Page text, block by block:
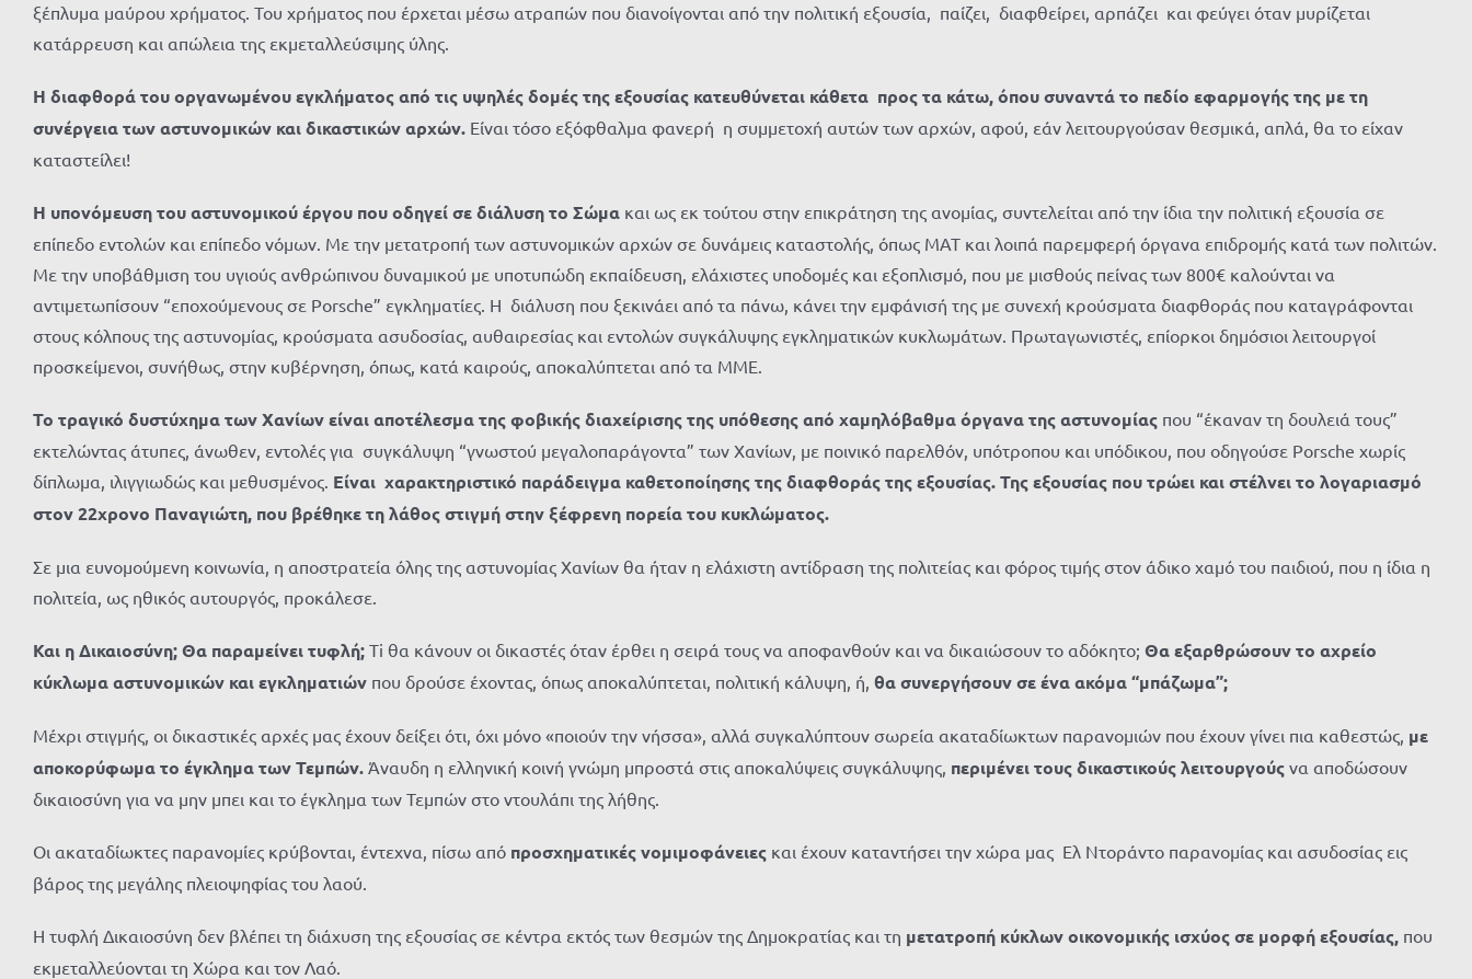
ξέπλυμα μαύρου χρήματος. Του χρήματος που έρχεται μέσω ατραπών που διανοίγονται από την πολιτική εξουσία, παίζει, διαφθείρει, αρπάζει και φεύγει όταν μυρίζεται
κατάρρευση και απώλεια της εκμεταλλεύσιμης ύλης.
Η διαφθορά του οργανωμένου εγκλήματος από τις υψηλές δομές της εξουσίας κατευθύνεται κάθετα προς τα κάτω, όπου συναντά το πεδίο εφαρμογής της με τη
συνέργεια των αστυνομικών και δικαστικών αρχών. Είναι τόσο εξόφθαλμα φανερή η συμμετοχή αυτών των αρχών, αφού, εάν λειτουργούσαν θεσμικά, απλά, θα το είχαν
καταστείλει!
Η υπονόμευση του αστυνομικού έργου που οδηγεί σε διάλυση το Σώμα και ως εκ τούτου στην επικράτηση της ανομίας, συντελείται από την ίδια την πολιτική εξουσία σε
επίπεδο εντολών και επίπεδο νόμων. Με την μετατροπή των αστυνομικών αρχών σε δυνάμεις καταστολής, όπως ΜΑΤ και λοιπά παρεμφερή όργανα επιδρομής κατά των πολιτών.
Με την υποβάθμιση του υγιούς ανθρώπινου δυναμικού με υποτυπώδη εκπαίδευση, ελάχιστες υποδομές και εξοπλισμό, που με μισθούς πείνας των 800€ καλούνται να
αντιμετωπίσουν “εποχούμενους σε Porsche” εγκληματίες. Η διάλυση που ξεκινάει από τα πάνω, κάνει την εμφάνισή της με συνεχή κρούσματα διαφθοράς που καταγράφονται
στους κόλπους της αστυνομίας, κρούσματα ασυδοσίας, αυθαιρεσίας και εντολών συγκάλυψης εγκληματικών κυκλωμάτων. Πρωταγωνιστές, επίορκοι δημόσιοι λειτουργοί
προσκείμενοι, συνήθως, στην κυβέρνηση, όπως, κατά καιρούς, αποκαλύπτεται από τα ΜΜΕ.
Το τραγικό δυστύχημα των Χανίων είναι αποτέλεσμα της φοβικής διαχείρισης της υπόθεσης από χαμηλόβαθμα όργανα της αστυνομίας που “έκαναν τη δουλειά τους”
εκτελώντας άτυπες, άνωθεν, εντολές για συγκάλυψη “γνωστού μεγαλοπαράγοντα” των Χανίων, με ποινικό παρελθόν, υπότροπου και υπόδικου, που οδηγούσε Porsche χωρίς
δίπλωμα, ιλιγγιωδώς και μεθυσμένος. Είναι χαρακτηριστικό παράδειγμα καθετοποίησης της διαφθοράς της εξουσίας. Της εξουσίας που τρώει και στέλνει το λογαριασμό
στον 22χρονο Παναγιώτη, που βρέθηκε τη λάθος στιγμή στην ξέφρενη πορεία του κυκλώματος.
Σε μια ευνομούμενη κοινωνία, η αποστρατεία όλης της αστυνομίας Χανίων θα ήταν η ελάχιστη αντίδραση της πολιτείας και φόρος τιμής στον άδικο χαμό του παιδιού, που η ίδια η
πολιτεία, ως ηθικός αυτουργός, προκάλεσε.
Και η Δικαιοσύνη; Θα παραμείνει τυφλή; Ti θα κάνουν οι δικαστές όταν έρθει η σειρά τους να αποφανθούν και να δικαιώσουν το αδόκητο; Θα εξαρθρώσουν το αχρείο
κύκλωμα αστυνομικών και εγκληματιών που δρούσε έχοντας, όπως αποκαλύπτεται, πολιτική κάλυψη, ή, θα συνεργήσουν σε ένα ακόμα “μπάζωμα”;
Μέχρι στιγμής, οι δικαστικές αρχές μας έχουν δείξει ότι, όχι μόνο «ποιούν την νήσσα», αλλά συγκαλύπτουν σωρεία ακαταδίωκτων παρανομιών που έχουν γίνει πια καθεστώς, με
αποκορύφωμα το έγκλημα των Τεμπών. Άναυδη η ελληνική κοινή γνώμη μπροστά στις αποκαλύψεις συγκάλυψης, περιμένει τους δικαστικούς λειτουργούς να αποδώσουν
δικαιοσύνη για να μην μπει και το έγκλημα των Τεμπών στο ντουλάπι της λήθης.
Οι ακαταδίωκτες παρανομίες κρύβονται, έντεχνα, πίσω από προσχηματικές νομιμοφάνειες και έχουν καταντήσει την χώρα μας Ελ Ντοράντο παρανομίας και ασυδοσίας εις
βάρος της μεγάλης πλειοψηφίας του λαού.
Η τυφλή Δικαιοσύνη δεν βλέπει τη διάχυση της εξουσίας σε κέντρα εκτός των θεσμών της Δημοκρατίας και τη μετατροπή κύκλων οικονομικής ισχύος σε μορφή εξουσίας, που
εκμεταλλεύονται τη Χώρα και τον Λαό.